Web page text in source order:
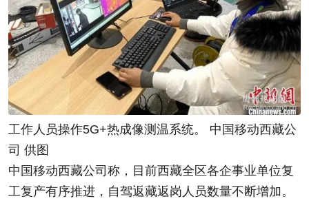
工作人员操作5G+热成像测温系统。 中国移动西藏公
司 供图
中国移动西藏公司称，目前西藏全区各企事业单位复
工复产有序推进，自驾返藏返岗人员数量不断增加。